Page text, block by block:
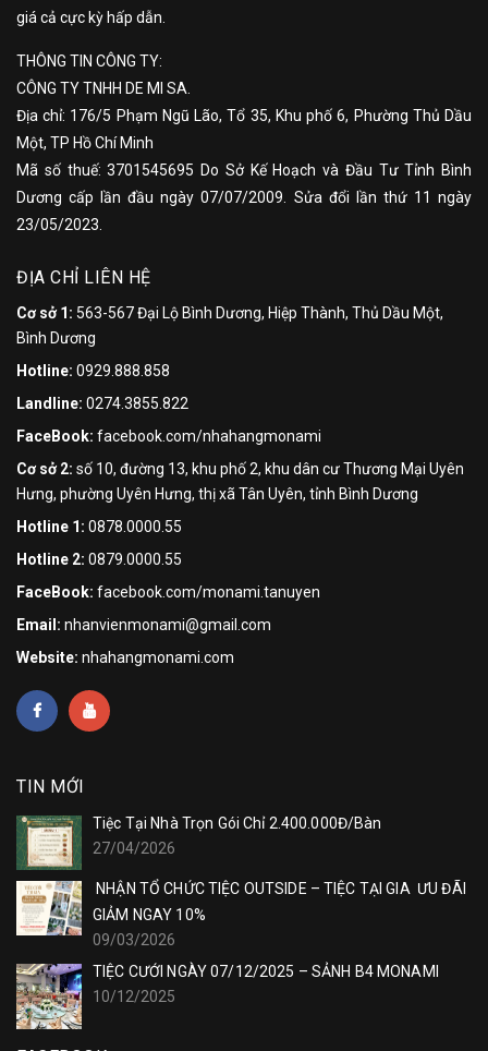
giá cả cực kỳ hấp dẫn.
THÔNG TIN CÔNG TY:
CÔNG TY TNHH DE MI SA.
Địa chỉ: 176/5 Phạm Ngũ Lão, Tổ 35, Khu phố 6, Phường Thủ Dầu
Một, TP Hồ Chí Minh
Mã số thuế: 3701545695 Do Sở Kế Hoạch và Đầu Tư Tỉnh Bình
Dương cấp lần đầu ngày 07/07/2009. Sửa đổi lần thứ 11 ngày
23/05/2023.
ĐỊA CHỈ LIÊN HỆ
Cơ sở 1: 563-567 Đại Lộ Bình Dương, Hiệp Thành, Thủ Dầu Một,
Bình Dương
Hotline: 0929.888.858
Landline: 0274.3855.822
FaceBook: facebook.com/nhahangmonami
Cơ sở 2: số 10, đường 13, khu phố 2, khu dân cư Thương Mại Uyên
Hưng, phường Uyên Hưng, thị xã Tân Uyên, tỉnh Bình Dương
Hotline 1: 0878.0000.55
Hotline 2: 0879.0000.55
FaceBook: facebook.com/monami.tanuyen
Email: nhanvienmonami@gmail.com
Website: nhahangmonami.com
TIN MỚI
Tiệc Tại Nhà Trọn Gói Chỉ 2.400.000Đ/Bàn
27/04/2026
NHẬN TỔ CHỨC TIỆC OUTSIDE – TIỆC TẠI GIA ƯU ĐÃI
GIẢM NGAY 10%
09/03/2026
TIỆC CƯỚI NGÀY 07/12/2025 – SẢNH B4 MONAMI
10/12/2025